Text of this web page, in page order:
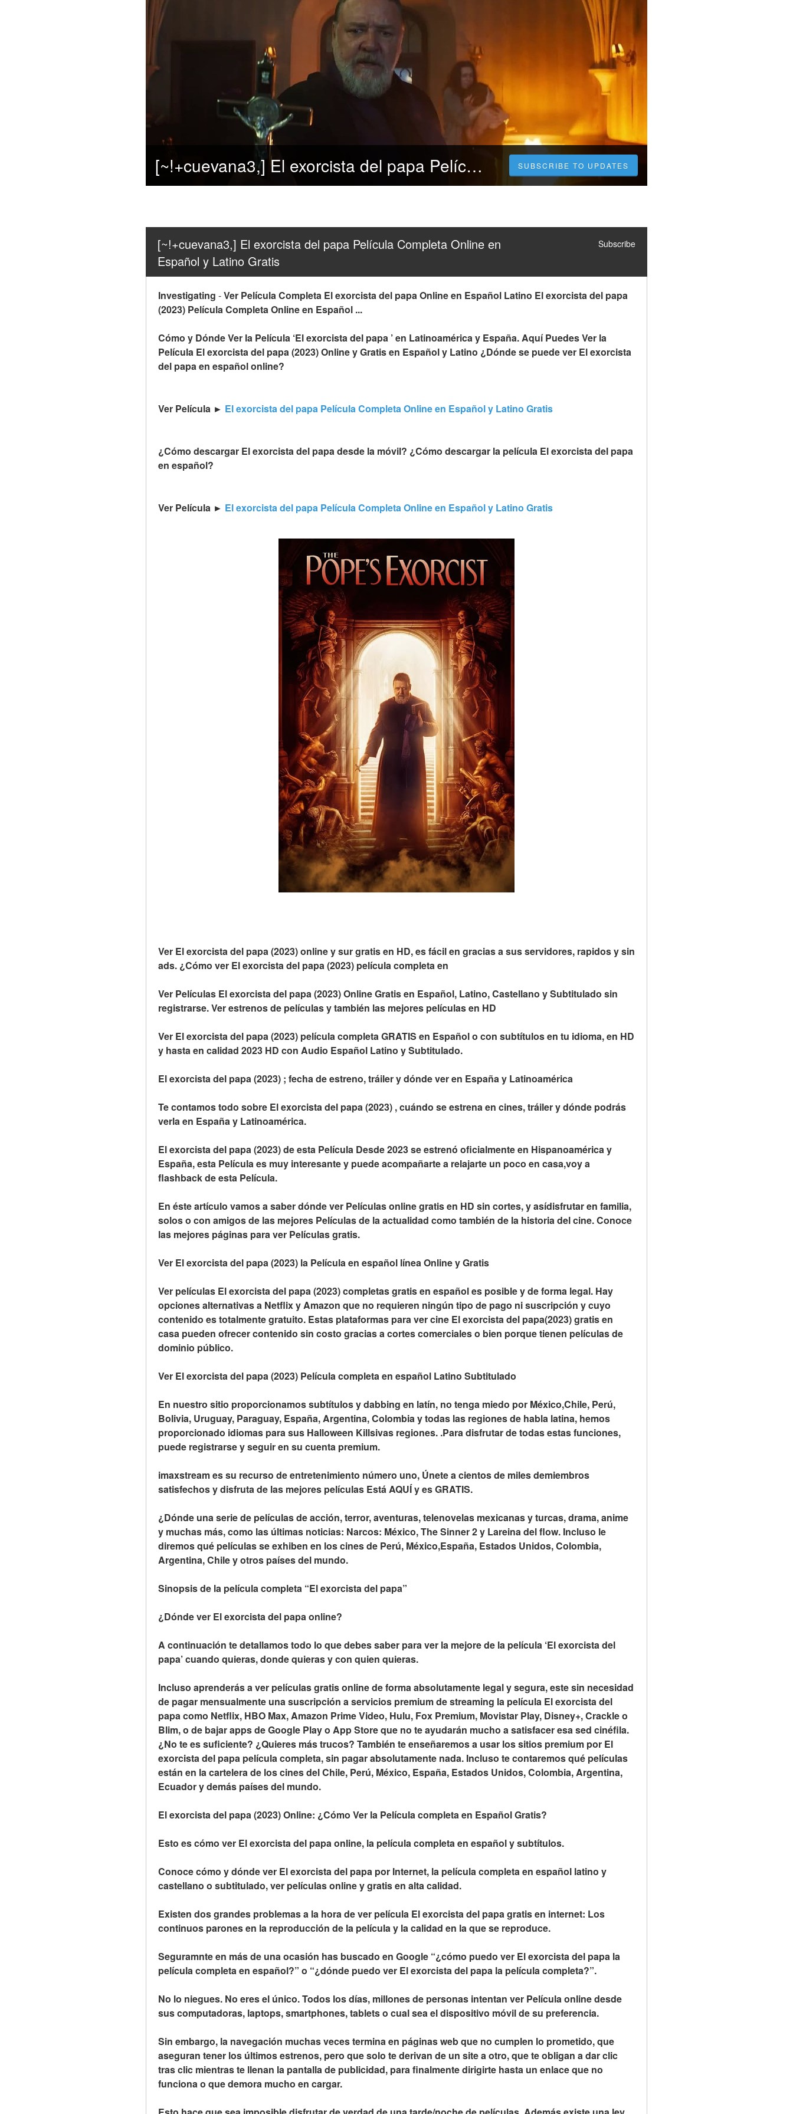
[~!+cuevana3,] El exorcista del papa Película Completa Online en Español y Latino Gratis SUBSCRIBE TO UPDATES
[~!+cuevana3,] El exorcista del papa Película Completa Online en
Español y Latino Gratis
Subscribe
Investigating -Ver Película Completa El exorcista del papa Online en Español Latino El exorcista del papa
(2023) Película Completa Online en Español ...
Cómo y Dónde Ver la Película ‘El exorcista del papa ’ en Latinoamérica y España. Aquí Puedes Ver la
Película El exorcista del papa (2023) Online y Gratis en Español y Latino ¿Dónde se puede ver El exorcista
del papa en español online?
Ver Película ► El exorcista del papa Película Completa Online en Español y Latino Gratis
¿Cómo descargar El exorcista del papa desde la móvil? ¿Cómo descargar la película El exorcista del papa
en español?
Ver Película ► El exorcista del papa Película Completa Online en Español y Latino Gratis
Ver El exorcista del papa (2023) online y sur gratis en HD, es fácil en gracias a sus servidores, rapidos y sin
ads. ¿Cómo ver El exorcista del papa (2023) película completa en
Ver Películas El exorcista del papa (2023) Online Gratis en Español, Latino, Castellano y Subtitulado sin
registrarse. Ver estrenos de películas y también las mejores películas en HD
Ver El exorcista del papa (2023) película completa GRATIS en Español o con subtítulos en tu idioma, en HD
y hasta en calidad 2023 HD con Audio Español Latino y Subtitulado.
El exorcista del papa (2023) ; fecha de estreno, tráiler y dónde ver en España y Latinoamérica
Te contamos todo sobre El exorcista del papa (2023) , cuándo se estrena en cines, tráiler y dónde podrás
verla en España y Latinoamérica.
El exorcista del papa (2023) de esta Película Desde 2023 se estrenó oficialmente en Hispanoamérica y
España, esta Película es muy interesante y puede acompañarte a relajarte un poco en casa,voy a
flashback de esta Película.
En éste artículo vamos a saber dónde ver Películas online gratis en HD sin cortes, y asídisfrutar en familia,
solos o con amigos de las mejores Películas de la actualidad como también de la historia del cine. Conoce
las mejores páginas para ver Películas gratis.
Ver El exorcista del papa (2023) la Película en español línea Online y Gratis
Ver películas El exorcista del papa (2023) completas gratis en español es posible y de forma legal. Hay
opciones alternativas a Netflix y Amazon que no requieren ningún tipo de pago ni suscripción y cuyo
contenido es totalmente gratuito. Estas plataformas para ver cine El exorcista del papa(2023) gratis en
casa pueden ofrecer contenido sin costo gracias a cortes comerciales o bien porque tienen películas de
dominio público.
Ver El exorcista del papa (2023) Película completa en español Latino Subtitulado
En nuestro sitio proporcionamos subtítulos y dabbing en latín, no tenga miedo por México,Chile, Perú,
Bolivia, Uruguay, Paraguay, España, Argentina, Colombia y todas las regiones de habla latina, hemos
proporcionado idiomas para sus Halloween Killsivas regiones. .Para disfrutar de todas estas funciones,
puede registrarse y seguir en su cuenta premium.
imaxstream es su recurso de entretenimiento número uno, Únete a cientos de miles demiembros
satisfechos y disfruta de las mejores películas Está AQUÍ y es GRATIS.
¿Dónde una serie de películas de acción, terror, aventuras, telenovelas mexicanas y turcas, drama, anime
y muchas más, como las últimas noticias: Narcos: México, The Sinner 2 y Lareina del flow. Incluso le
diremos qué películas se exhiben en los cines de Perú, México,España, Estados Unidos, Colombia,
Argentina, Chile y otros países del mundo.
Sinopsis de la película completa “El exorcista del papa”
¿Dónde ver El exorcista del papa online?
A continuación te detallamos todo lo que debes saber para ver la mejore de la película ‘El exorcista del
papa’ cuando quieras, donde quieras y con quien quieras.
Incluso aprenderás a ver películas gratis online de forma absolutamente legal y segura, este sin necesidad
de pagar mensualmente una suscripción a servicios premium de streaming la película El exorcista del
papa como Netflix, HBO Max, Amazon Prime Video, Hulu, Fox Premium, Movistar Play, Disney+, Crackle o
Blim, o de bajar apps de Google Play o App Store que no te ayudarán mucho a satisfacer esa sed cinéfila.
¿No te es suficiente? ¿Quieres más trucos? También te enseñaremos a usar los sitios premium por El
exorcista del papa película completa, sin pagar absolutamente nada. Incluso te contaremos qué películas
están en la cartelera de los cines del Chile, Perú, México, España, Estados Unidos, Colombia, Argentina,
Ecuador y demás países del mundo.
El exorcista del papa (2023) Online: ¿Cómo Ver la Película completa en Español Gratis?
Esto es cómo ver El exorcista del papa online, la película completa en español y subtítulos.
Conoce cómo y dónde ver El exorcista del papa por Internet, la película completa en español latino y
castellano o subtitulado, ver películas online y gratis en alta calidad.
Existen dos grandes problemas a la hora de ver película El exorcista del papa gratis en internet: Los
continuos parones en la reproducción de la película y la calidad en la que se reproduce.
Seguramnte en más de una ocasión has buscado en Google “¿cómo puedo ver El exorcista del papa la
película completa en español?” o “¿dónde puedo ver El exorcista del papa la película completa?”.
No lo niegues. No eres el único. Todos los días, millones de personas intentan ver Película online desde
sus computadoras, laptops, smartphones, tablets o cual sea el dispositivo móvil de su preferencia.
Sin embargo, la navegación muchas veces termina en páginas web que no cumplen lo prometido, que
aseguran tener los últimos estrenos, pero que solo te derivan de un site a otro, que te obligan a dar clic
tras clic mientras te llenan la pantalla de publicidad, para finalmente dirigirte hasta un enlace que no
funciona o que demora mucho en cargar.